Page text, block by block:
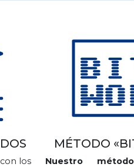
los
MÉTODO
Nuestro